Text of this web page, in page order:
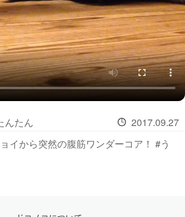
んたん
2017.09.27
イから突然の腹筋ワンダーコア！ #う